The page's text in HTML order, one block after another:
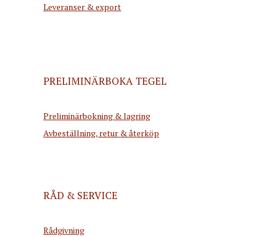
Leveranser & export
PRELIMINÄRBOKA TEGEL
Preliminärbokning & lagring
Avbeställning, retur & återköp
RÅD & SERVICE
Rådgivning